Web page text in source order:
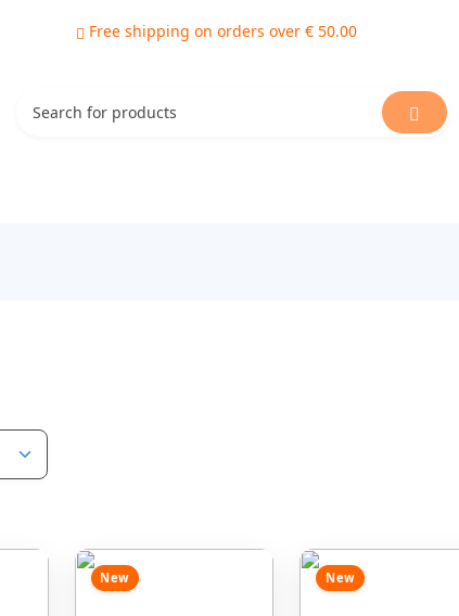
Free shipping on orders over € 50.00
New New